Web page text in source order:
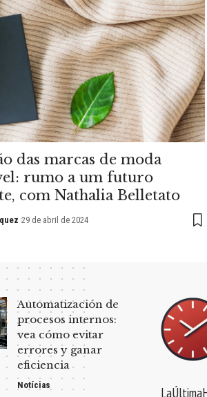
das marcas de moda
rumo a um futuro
com Nathalia Belletato
29 de abril de 2024
Automatización de
procesos internos:
vea cómo evitar
errores y ganar
eficiencia
Notícias